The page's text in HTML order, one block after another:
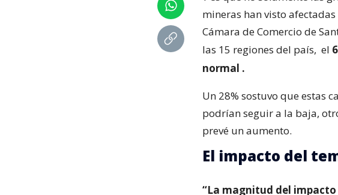
mineras han visto
Cámara de Comercio de
las 15 regiones del país, el
normal .
Un 28% sostuvo que estas
podrían seguir a la baja,
prevé un aumento.
El impacto del
“La magnitud del impacto